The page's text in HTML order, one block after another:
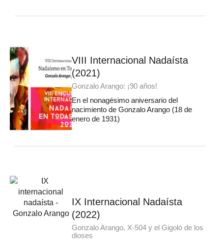
VIII Internacional Nadaísta
(2021)
Gonzalo Arango: ¡90 años!
En el nonagésimo aniversario del
nacimiento de Gonzalo Arango (18 de
enero de 1931)
IX Internacional Nadaísta
(2022)
Gonzalo Arango, X-504 y el Gigoló de los
dioses